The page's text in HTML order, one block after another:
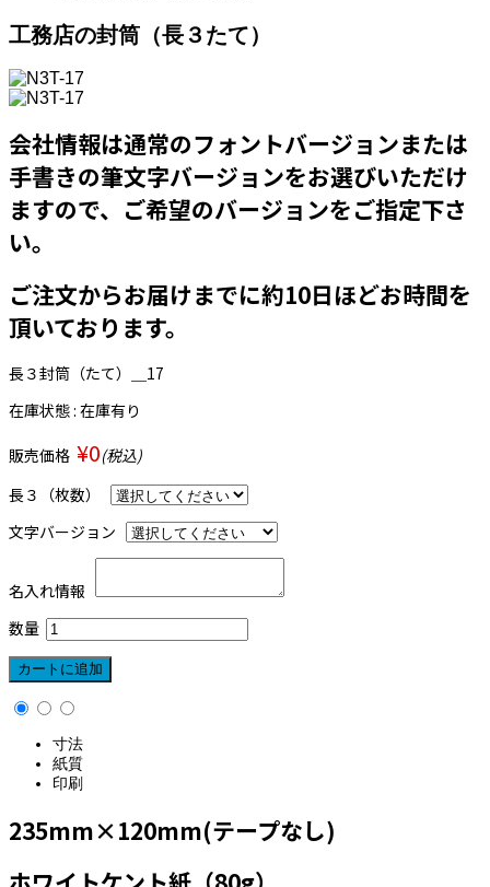
工務店の封筒（長３たて）
会社情報は通常のフォントバージョンまたは
手書きの筆文字バージョンをお選びいただけ
ますので、ご希望のバージョンをご指定下さ
い。
ご注文からお届けまでに約10日ほどお時間を
頂いております。
長３封筒（たて）＿17
在庫状態 : 在庫有り
販売価格 ¥0(税込)
長３（枚数）
文字バージョン
名入れ情報
数量
寸法
紙質
印刷
235mm×120mm(テープなし)